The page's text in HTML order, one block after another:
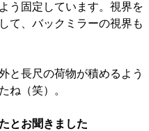
う固定しています。視界を
て、バックミラーの視界も
と長尺の荷物が積めるよう
ね（笑）。
とお聞きました